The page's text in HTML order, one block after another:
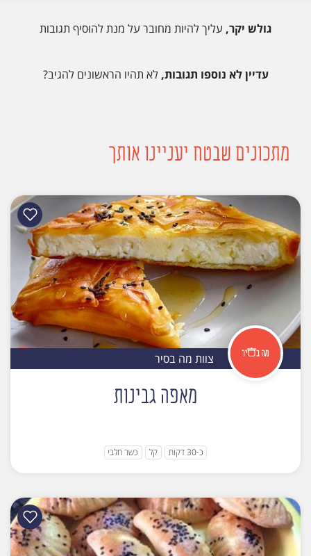
גולש יקר, עליך להיות מחובר על מנת להוסיף תגובות
עדיין לא נוספו תגובות,לא תהיו הראשונים להגיב?
מתכונים שבטח יעניינו אותך
צוות מה בסיר
מאפה גבינות
כ-30 דקות קל כשר חלבי